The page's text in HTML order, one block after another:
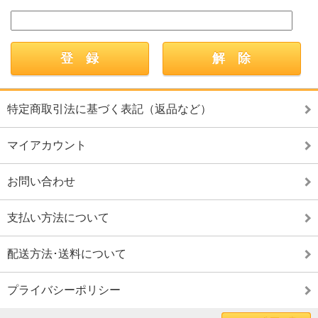
特定商取引法に基づく表記（返品など）
マイアカウント
お問い合わせ
支払い方法について
配送方法･送料について
プライバシーポリシー